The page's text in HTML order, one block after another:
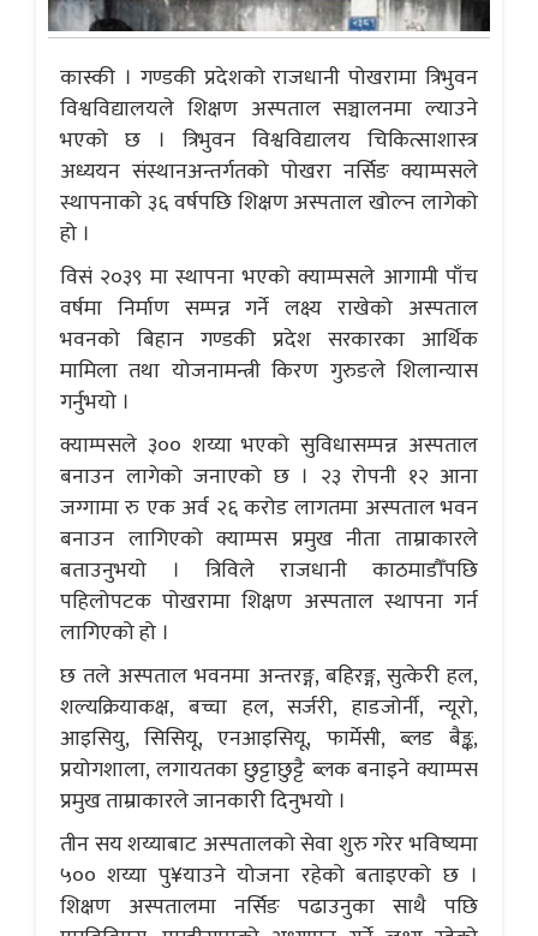
कास्की । गण्डकी प्रदेशको राजधानी पोखरामा त्रिभुवन
विश्वविद्यालयले शिक्षण अस्पताल सञ्चालनमा ल्याउने
भएको छ । त्रिभुवन विश्वविद्यालय चिकित्साशास्त्र
अध्ययन संस्थानअन्तर्गतको पोखरा नर्सिङ क्याम्पसले
स्थापनाको ३६ वर्षपछि शिक्षण अस्पताल खोल्न लागेको
हो ।
विसं २०३९ मा स्थापना भएको क्याम्पसले आगामी पाँच
वर्षमा निर्माण सम्पन्न गर्ने लक्ष्य राखेको अस्पताल
भवनको बिहान गण्डकी प्रदेश सरकारका आर्थिक
मामिला तथा योजनामन्त्री किरण गुरुङले शिलान्यास
गर्नुभयो ।
क्याम्पसले ३०० शय्या भएको सुविधासम्पन्न अस्पताल
बनाउन लागेको जनाएको छ । २३ रोपनी १२ आना
जग्गामा रु एक अर्व २६ करोड लागतमा अस्पताल भवन
बनाउन लागिएको क्याम्पस प्रमुख नीता ताम्राकारले
बताउनुभयो । त्रिविले राजधानी काठमाडौँपछि
पहिलोपटक पोखरामा शिक्षण अस्पताल स्थापना गर्न
लागिएको हो ।
छ तले अस्पताल भवनमा अन्तरङ्ग, बहिरङ्ग, सुत्केरी हल,
शल्यक्रियाकक्ष, बच्चा हल, सर्जरी, हाडजोर्नी, न्यूरो,
आइसियु, सिसियू, एनआइसियू, फार्मेसी, ब्लड बैङ्क,
प्रयोगशाला, लगायतका छुट्टाछुट्टै ब्लक बनाइने क्याम्पस
प्रमुख ताम्राकारले जानकारी दिनुभयो ।
तीन सय शय्याबाट अस्पतालको सेवा शुरु गरेर भविष्यमा
५०० शय्या पु¥याउने योजना रहेको बताइएको छ ।
शिक्षण अस्पतालमा नर्सिङ पढाउनुका साथै पछि